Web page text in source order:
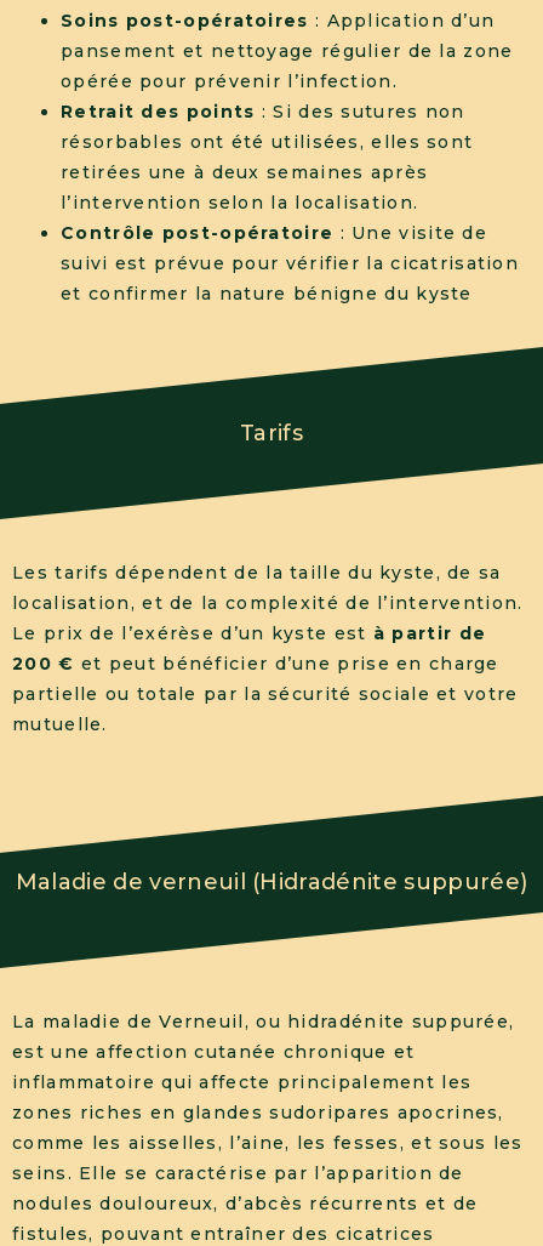
Soins post-opératoires : Application d’un
pansement et nettoyage régulier de la zone
opérée pour prévenir l’infection.
Retrait des points : Si des sutures non
résorbables ont été utilisées, elles sont
retirées une à deux semaines après
l’intervention selon la localisation.
Contrôle post-opératoire : Une visite de
suivi est prévue pour vérifier la cicatrisation
et confirmer la nature bénigne du kyste
Tarifs
Les tarifs dépendent de la taille du kyste, de sa
localisation, et de la complexité de l’intervention.
Le prix de l’exérèse d’un kyste est à partir de
200 € et peut bénéficier d’une prise en charge
partielle ou totale par la sécurité sociale et votre
mutuelle.
Maladie de verneuil (Hidradénite suppurée)
La maladie de Verneuil, ou hidradénite suppurée,
est une affection cutanée chronique et
inflammatoire qui affecte principalement les
zones riches en glandes sudoripares apocrines,
comme les aisselles, l’aine, les fesses, et sous les
seins. Elle se caractérise par l’apparition de
nodules douloureux, d’abcès récurrents et de
fistules, pouvant entraîner des cicatrices